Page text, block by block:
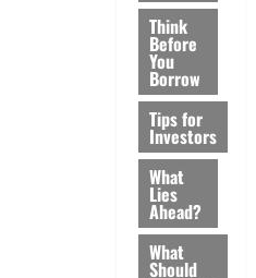
Think
Before
You
Borrow
Tips for
Investors
What
Lies
Ahead?
What
Should